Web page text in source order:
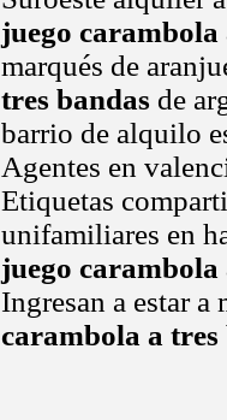
juego carambola
marqués de
tres bandas de
barrio de alquilo
Agentes en
Etiquetas
unifamiliares en
juego carambola
Ingresan a estar
carambola a tres